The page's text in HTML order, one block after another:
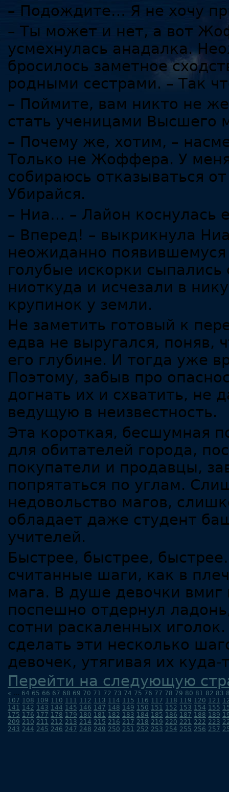
– Подождите… Я не хочу
– Ты может и нет, а вот
усмехнулась анадалка.
бросилось заметное
родными сестрами. – Так
– Поймите, вам никто не
стать ученицами Высшего
– Почему же, хотим, –
Только не Жоффера. У
собираюсь отказываться
Убирайся.
– Ниа… – Лайон коснулась
– Вперед! – выкрикнула
неожиданно
голубые искорки сыпались
ниоткуда и исчезали в
крупинок у земли.
Не заметить готовый к
едва не выругался, поняв,
его глубине. И тогда уже
Поэтому, забыв про
догнать их и схватить, не
ведущую в неизвестность.
Эта короткая, бесшумная
для обитателей города,
покупатели и продавцы,
попрятаться по углам.
недовольство магов,
обладает даже студент
учителей.
Быстрее, быстрее,
считанные шаги, как в
мага. В душе девочки вмиг
поспешно отдернул
сотни раскаленных
сделать эти несколько
девочек, утягивая их куда-
Перейти на следующую
« ... 64 65 66 67 68 69 70 71 72 73 74 75 76 77 78 79 80 81 82 83
107 108 109 110 111 112 113 114 115 116 117 118 119 120 121
141 142 143 144 145 146 147 148 149 150 151 152 153 154 155
175 176 177 178 179 180 181 182 183 184 185 186 187 188 189
209 210 211 212 213 214 215 216 217 218 219 220 221 222 223
243 244 245 246 247 248 249 250 251 252 253 254 255 256 257